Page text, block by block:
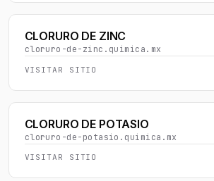
CLORURO DE ZINC
cloruro-de-zinc.quimica.mx
VISITAR SITIO
CLORURO DE POTASIO
cloruro-de-potasio.quimica.mx
VISITAR SITIO